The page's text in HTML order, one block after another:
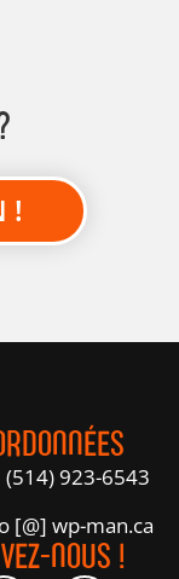
!
(514) 923-6543
[@] wp-man.ca
NOUS !